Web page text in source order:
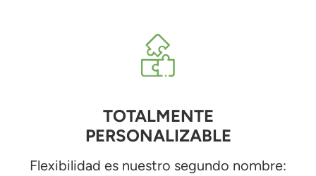
TOTALMENTE
PERSONALIZABLE
Flexibilidad es nuestro segundo nombre: